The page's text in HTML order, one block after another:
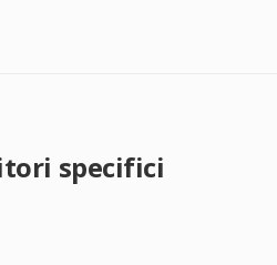
specifici